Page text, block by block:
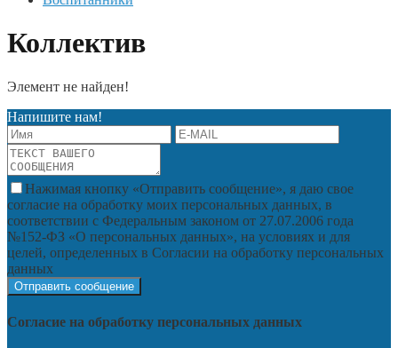
Коллектив
Элемент не найден!
Напишите нам!
Нажимая кнопку «Отправить сообщение», я даю свое
согласие на обработку моих персональных данных, в
соответствии с Федеральным законом от 27.07.2006 года
№152-ФЗ «О персональных данных», на условиях и для
целей, определенных в Согласии на обработку персональных
данных
Согласие на обработку персональных данных